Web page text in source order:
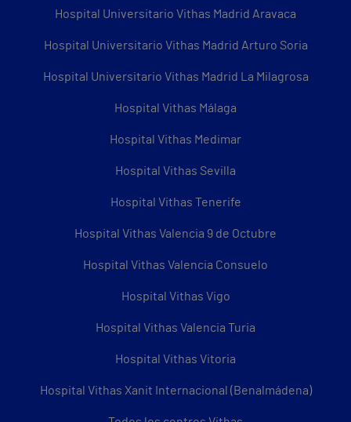
Hospital Universitario Vithas Madrid Aravaca
Hospital Universitario Vithas Madrid Arturo Soria
Hospital Universitario Vithas Madrid La Milagrosa
Hospital Vithas Málaga
Hospital Vithas Medimar
Hospital Vithas Sevilla
Hospital Vithas Tenerife
Hospital Vithas Valencia 9 de Octubre
Hospital Vithas Valencia Consuelo
Hospital Vithas Vigo
Hospital Vithas Valencia Turia
Hospital Vithas Vitoria
Hospital Vithas Xanit Internacional (Benalmádena)